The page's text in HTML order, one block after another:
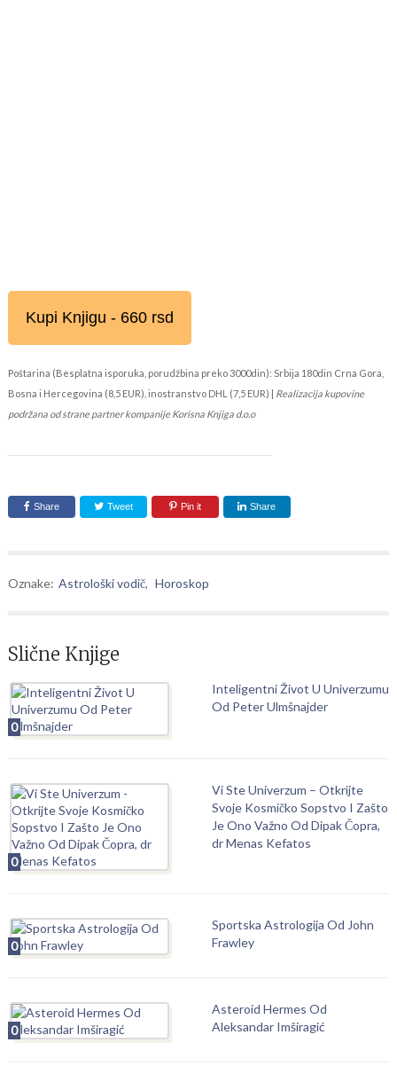
Kupi Knjigu - 660 rsd
Poštarina (Besplatna isporuka, porudžbina preko 3000din): Srbija 180din Crna Gora,
Bosna i Hercegovina (8,5 EUR), inostranstvo DHL (7,5 EUR) | Realizacija kupovine
podržana od strane partner kompanije Korisna Knjiga d.o.o
Share Tweet Pin it Share
Oznake: Astrološki vodič, Horoskop
Slične Knjige
0
Inteligentni Život U Univerzumu
Od Peter Ulmšnajder
0
Vi Ste Univerzum – Otkrijte
Svoje Kosmičko Sopstvo I Zašto
Je Ono Važno Od Dipak Čopra,
dr Menas Kefatos
0
Sportska Astrologija Od John
Frawley
0
Asteroid Hermes Od
Aleksandar Imširagić